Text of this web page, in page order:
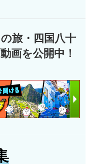
旅・四国八十
画を公開中！